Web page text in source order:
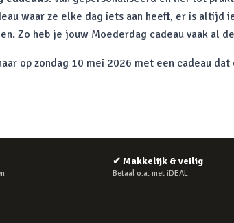
waar ze elke dag iets aan heeft, er is
Zo heb je jouw Moederdag cadeau vaak al
op zondag 10 mei 2026 met een cadeau
✔ Makkelijk & veilig
Betaal o.a. met iDEAL